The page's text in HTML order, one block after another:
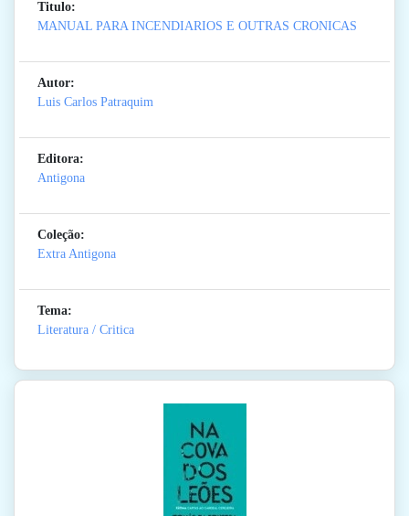
Titulo:
MANUAL PARA INCENDIARIOS E OUTRAS CRONICAS
Autor:
Luis Carlos Patraquim
Editora:
Antigona
Coleção:
Extra Antigona
Tema:
Literatura / Critica